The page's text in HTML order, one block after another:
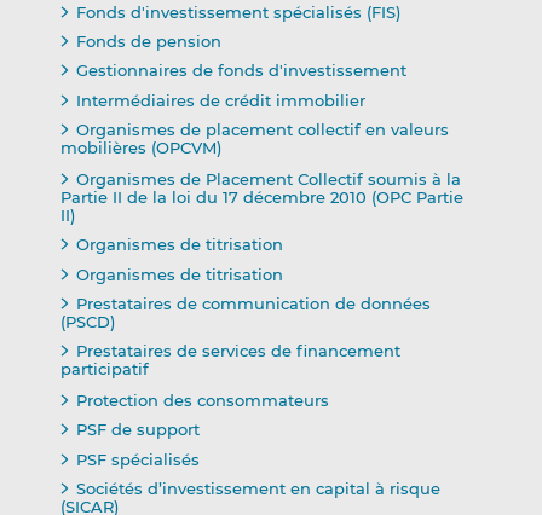
Fonds d'investissement spécialisés (FIS)
Fonds de pension
Gestionnaires de fonds d'investissement
Intermédiaires de crédit immobilier
Organismes de placement collectif en valeurs
mobilières (OPCVM)
Organismes de Placement Collectif soumis à la
Partie II de la loi du 17 décembre 2010 (OPC Partie
II)
Organismes de titrisation
Organismes de titrisation
Prestataires de communication de données
(PSCD)
Prestataires de services de financement
participatif
Protection des consommateurs
PSF de support
PSF spécialisés
Sociétés d’investissement en capital à risque
(SICAR)